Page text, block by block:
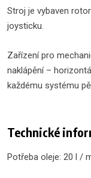
Stroj je vybaven
joysticku.
Zařízení pro
naklápění –
každému systému
Technické
Potřeba oleje: 20 l /